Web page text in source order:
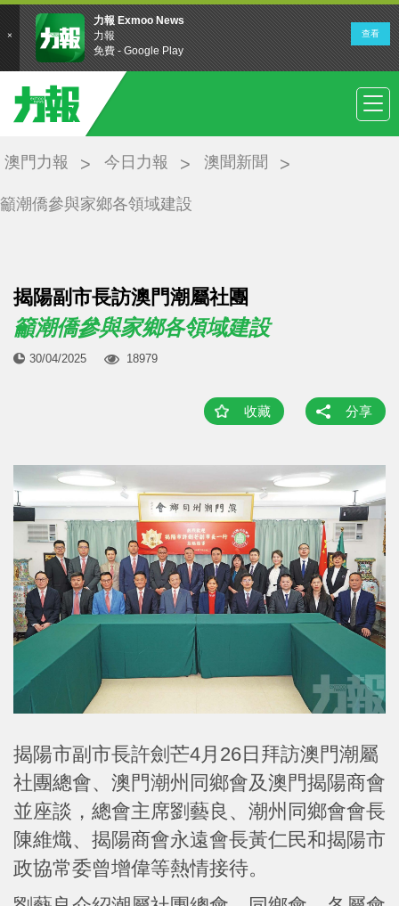
澳門力報 今日力報 澳聞新聞
籲潮僑參與家鄉各領域建設
揭陽副市長訪澳門潮屬社團
籲潮僑參與家鄉各領域建設
30/04/2025 18979
收藏 分享
揭陽市副市長許劍芒4月26日拜訪澳門潮屬
社團總會、澳門潮州同鄉會及澳門揭陽商會
並座談，總會主席劉藝良、潮州同鄉會會長
陳維熾、揭陽商會永遠會長黃仁民和揭陽市
政協常委曾增偉等熱情接待。